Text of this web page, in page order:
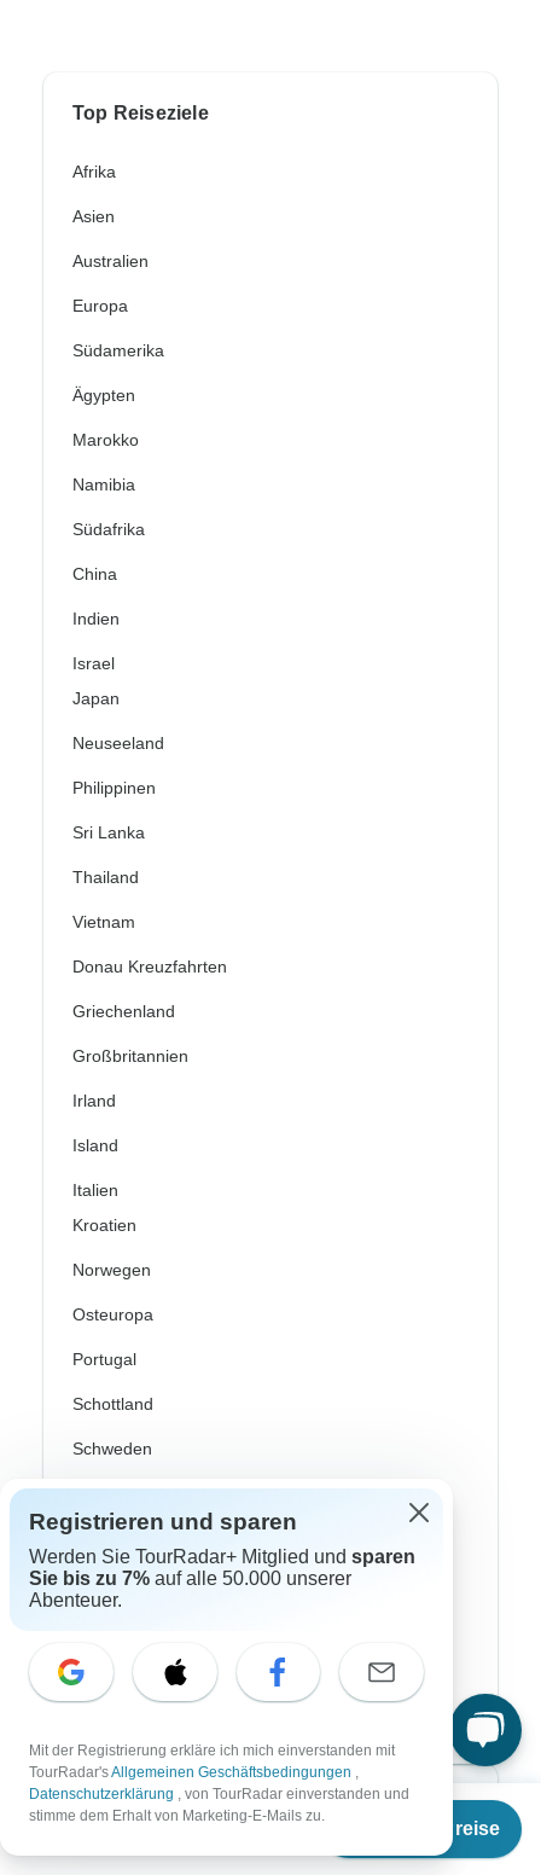
Termine & Preise
Top Reiseziele
Afrika
Asien
Australien
Europa
Südamerika
Ägypten
Marokko
Namibia
Südafrika
China
Indien
Israel
Japan
Neuseeland
Philippinen
Sri Lanka
Thailand
Vietnam
Donau Kreuzfahrten
Griechenland
Großbritannien
Irland
Island
Italien
Kroatien
Norwegen
Osteuropa
Portugal
Schottland
Schweden
Skandinavien
Türkei
Kanada
Top Reiseveranstalter
Registrieren und sparen
Werden Sie TourRadar+ Mitglied und sparen
Sie bis zu 7% auf alle 50.000 unserer
Abenteuer.
Mit der Registrierung erkläre ich mich einverstanden mit
TourRadar'sAllgemeinen Geschäftsbedingungen ,
Datenschutzerklärung , von TourRadar einverstanden und
stimme dem Erhalt von Marketing-E-Mails zu.